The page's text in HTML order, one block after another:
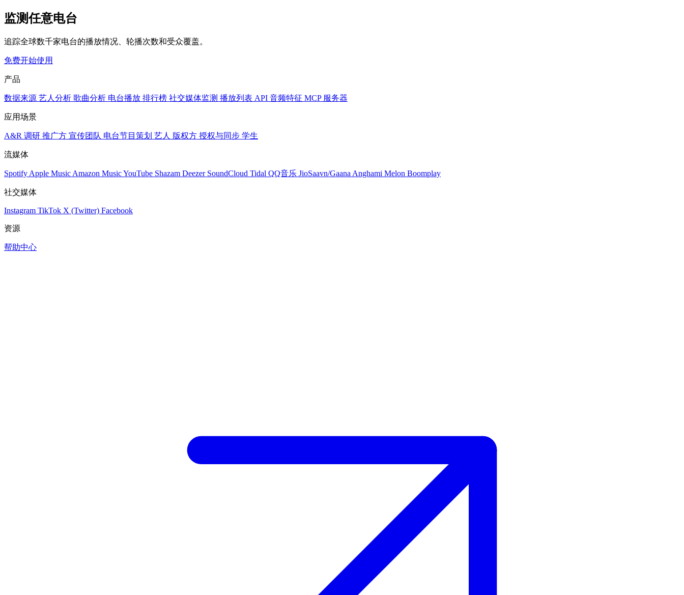
监测任意电台
追踪全球数千家电台的播放情况、轮播次数和受众覆盖。
免费开始使用
产品
数据来源 艺人分析 歌曲分析 电台播放 排行榜 社交媒体监测 播放列表 API 音频特征 MCP 服务器
应用场景
A&R 调研 推广方 宣传团队 电台节目策划 艺人 版权方 授权与同步 学生
流媒体
Spotify Apple Music Amazon MusicYouTube Shazam Deezer SoundCloud Tidal QQ音乐 JioSaavn/Gaana Anghami Melon Boomplay
社交媒体
Instagram TikTok X (Twitter) Facebook
资源
帮助中心